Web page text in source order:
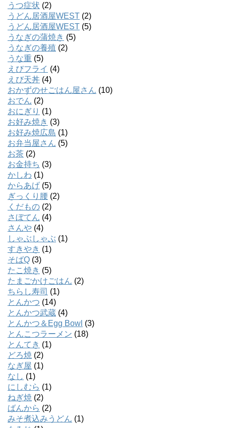
うつ症状 (2)
うどん居酒屋WEST (2)
うどん居酒屋WEST (5)
うなぎの蒲焼き (5)
うなぎの養殖 (2)
うな重 (5)
えびフライ (4)
えび天丼 (4)
おかずのせごはん屋さん (10)
おでん (2)
おにぎり (1)
お好み焼き (3)
お好み焼広島 (1)
お弁当屋さん (5)
お茶 (2)
お金持ち (3)
かしわ (1)
からあげ (5)
ぎっくり腰 (2)
くだもの (2)
さぼてん (4)
さんや (4)
しゃぶしゃぶ (1)
すきやき (1)
そばQ (3)
たこ焼き (5)
たまごかけごはん (2)
ちらし寿司 (1)
とんかつ (14)
とんかつ武蔵 (4)
とんかつ＆Egg Bowl (3)
とんこつラーメン (18)
とんてき (1)
どろ焼 (2)
なぎ屋 (1)
なし (1)
にしむら (1)
ねぎ焼 (2)
ばんから (2)
みそ煮込みうどん (1)